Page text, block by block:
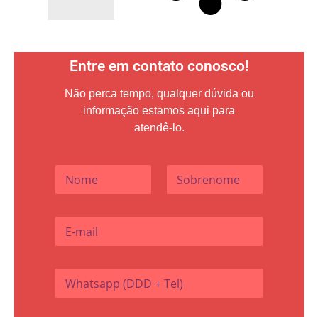
Entre em contato conosco!
Não perca tempo, qualquer dúvida ou
informação estamos aqui para
atendê-lo.
N
m
E
m
*
W
a